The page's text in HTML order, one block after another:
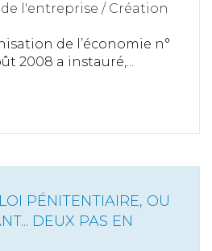
l'entreprise / Création
de l’économie n°
2008 a instauré,...
PÉNITENTIAIRE, OU
DEUX PAS EN